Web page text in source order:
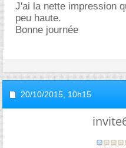
J'ai la nette impression
peu haute.
Bonne journée
20/10/2015, 10h15